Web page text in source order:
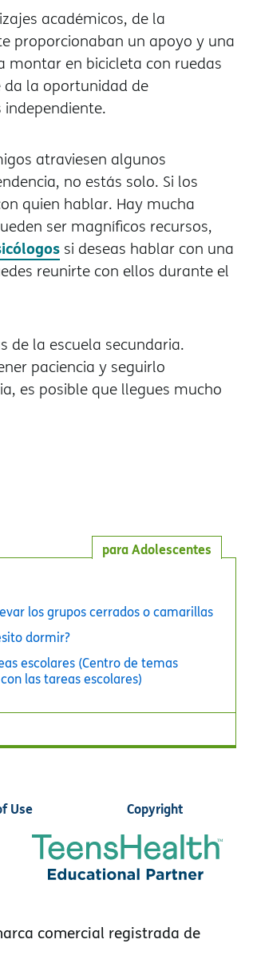
académicos, de la
proporcionaban un apoyo y una
montar en bicicleta con ruedas
da la oportunidad de
atraviesen algunos
no estás solo. Si los
quien hablar. Hay mucha
ser magníficos recursos,
si deseas hablar con una
reunirte con ellos durante el
de la escuela secundaria.
paciencia y seguirlo
es posible que llegues mucho
para Adolescentes
los grupos cerrados o camarillas
dormir?
escolares (Centro de temas
las tareas escolares)
Use Copyright
comercial registrada de